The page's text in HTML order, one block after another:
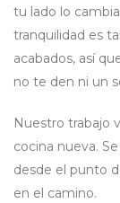
tu lado lo
tranquilidad es
acabados, así
no te den ni un
Nuestro trabajo
cocina nueva.
desde el punto
en el camino.